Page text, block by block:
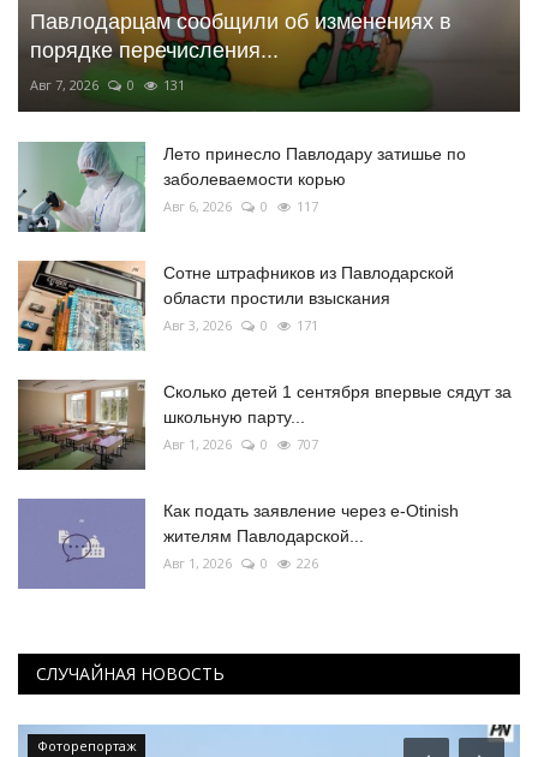
Павлодарцам сообщили об изменениях в
порядке перечисления...
Авг 7, 2026 0 131
Лето принесло Павлодару затишье по
заболеваемости корью
Авг 6, 2026 0 117
Сотне штрафников из Павлодарской
области простили взыскания
Авг 3, 2026 0 171
Сколько детей 1 сентября впервые сядут за
школьную парту...
Авг 1, 2026 0 707
Как подать заявление через e-Otinish
жителям Павлодарской...
Авг 1, 2026 0 226
СЛУЧАЙНАЯ НОВОСТЬ
Фоторепортаж